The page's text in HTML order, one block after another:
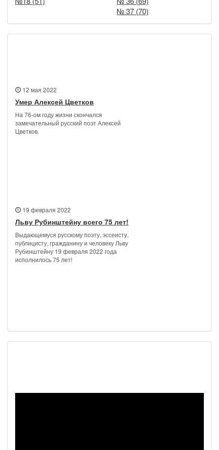
№ 37 (70)
12 мая 2022
Умер Алексей Цветков
На 76-ом году жизни скончался
замечательный русский поэт Алексей
Цветков.
19 февраля 2022
Льву Рубинштейну всего 75 лет!
Выдающемуся русскому поэту, эссеисту,
публицисту, гражданину и человеку Льву
Рубинштейну 19 февраля 2022 года
исполнилось 75 лет!